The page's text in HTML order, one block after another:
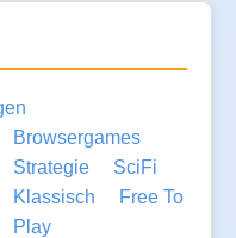
Browsergames
Strategie
SciFi
Klassisch
Free To
Play